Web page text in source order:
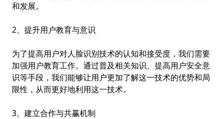
和发展。
2、提升用户教育与意识
为了提高用户对人脸识别技术的认知和接受度，我们需要
加强用户教育工作。通过普及相关知识、提高用户安全意
识等手段，我们能够让用户更加了解这一技术的优势和局
限性，从而更好地利用这一技术。
3、建立合作与共赢机制